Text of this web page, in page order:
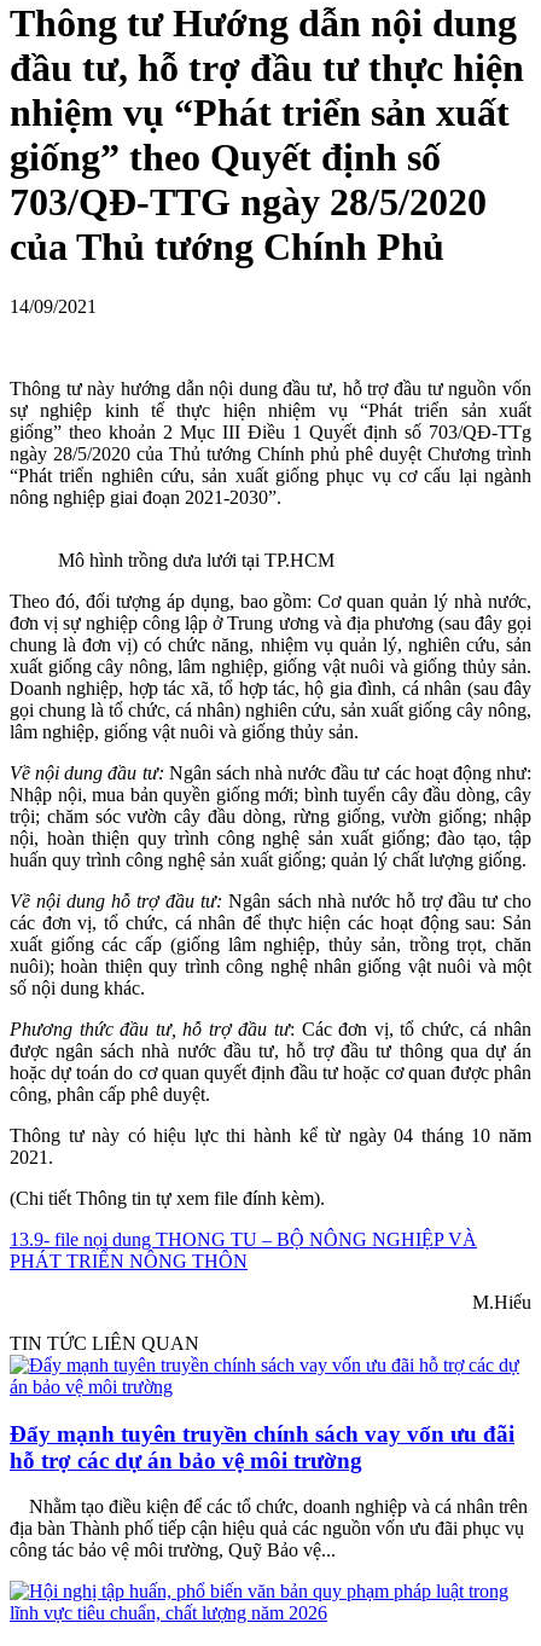
Thông tư Hướng dẫn nội dung
đầu tư, hỗ trợ đầu tư thực hiện
nhiệm vụ “Phát triển sản xuất
giống” theo Quyết định số
703/QĐ-TTG ngày 28/5/2020
của Thủ tướng Chính Phủ
14/09/2021
Thông tư này hướng dẫn nội dung đầu tư, hỗ trợ đầu tư nguồn vốn
sự nghiệp kinh tế thực hiện nhiệm vụ “Phát triển sản xuất
giống” theo khoản 2 Mục III Điều 1 Quyết định số 703/QĐ-TTg
ngày 28/5/2020 của Thủ tướng Chính phủ phê duyệt Chương trình
“Phát triển nghiên cứu, sản xuất giống phục vụ cơ cấu lại ngành
nông nghiệp giai đoạn 2021-2030”.
Mô hình trồng dưa lưới tại TP.HCM
Theo đó, đối tượng áp dụng, bao gồm: Cơ quan quản lý nhà nước,
đơn vị sự nghiệp công lập ở Trung ương và địa phương (sau đây gọi
chung là đơn vị) có chức năng, nhiệm vụ quản lý, nghiên cứu, sản
xuất giống cây nông, lâm nghiệp, giống vật nuôi và giống thủy sản.
Doanh nghiệp, hợp tác xã, tổ hợp tác, hộ gia đình, cá nhân (sau đây
gọi chung là tổ chức, cá nhân) nghiên cứu, sản xuất giống cây nông,
lâm nghiệp, giống vật nuôi và giống thủy sản.
Về nội dung đầu tư: Ngân sách nhà nước đầu tư các hoạt động như:
Nhập nội, mua bản quyền giống mới; bình tuyển cây đầu dòng, cây
trội; chăm sóc vườn cây đầu dòng, rừng giống, vườn giống; nhập
nội, hoàn thiện quy trình công nghệ sản xuất giống; đào tạo, tập
huấn quy trình công nghệ sản xuất giống; quản lý chất lượng giống.
Về nội dung hỗ trợ đầu tư: Ngân sách nhà nước hỗ trợ đầu tư cho
các đơn vị, tổ chức, cá nhân để thực hiện các hoạt động sau: Sản
xuất giống các cấp (giống lâm nghiệp, thủy sản, trồng trọt, chăn
nuôi); hoàn thiện quy trình công nghệ nhân giống vật nuôi và một
số nội dung khác.
Phương thức đầu tư, hỗ trợ đầu tư: Các đơn vị, tổ chức, cá nhân
được ngân sách nhà nước đầu tư, hỗ trợ đầu tư thông qua dự án
hoặc dự toán do cơ quan quyết định đầu tư hoặc cơ quan được phân
công, phân cấp phê duyệt.
Thông tư này có hiệu lực thi hành kể từ ngày 04 tháng 10 năm
2021.
(Chi tiết Thông tin tự xem file đính kèm).
13.9- file nọi dung THONG TU – BỘ NÔNG NGHIỆP VÀ
PHÁT TRIỂN NÔNG THÔN
M.Hiếu
TIN TỨC LIÊN QUAN
Đẩy mạnh tuyên truyền chính sách vay vốn ưu đãi
hỗ trợ các dự án bảo vệ môi trường
Nhằm tạo điều kiện để các tổ chức, doanh nghiệp và cá nhân trên
địa bàn Thành phố tiếp cận hiệu quả các nguồn vốn ưu đãi phục vụ
công tác bảo vệ môi trường, Quỹ Bảo vệ...